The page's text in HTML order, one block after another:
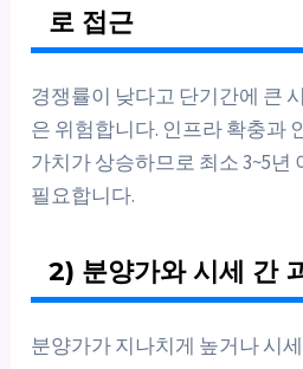
로 접근
경쟁률이 낮다고 단기간에 큰
은 위험합니다. 인프라 확충과
가치가 상승하므로 최소 3~5년
필요합니다.
2) 분양가와 시세 간
분양가가 지나치게 높거나 시